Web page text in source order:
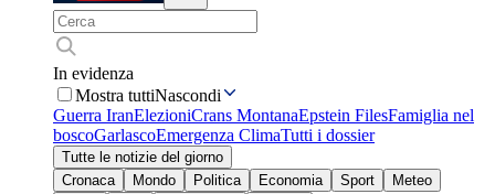
In evidenza
Mostra tuttiNascondi
Guerra IranElezioniCrans MontanaEpstein FilesFamiglia nel
boscoGarlascoEmergenza ClimaTutti i dossier
Tutte le notizie del giorno
Cronaca
Mondo Politica Economia Sport
Meteo